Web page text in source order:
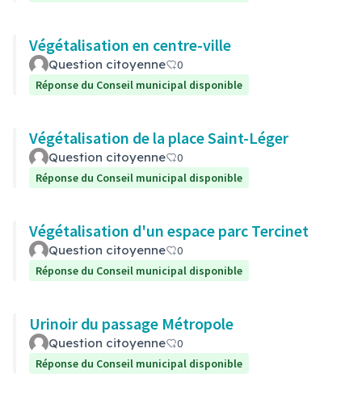
Végétalisation en centre-ville
Question citoyenne
0
Réponse du Conseil municipal disponible
Végétalisation de la place Saint-Léger
Question citoyenne
0
Réponse du Conseil municipal disponible
Végétalisation d'un espace parc Tercinet
Question citoyenne
0
Réponse du Conseil municipal disponible
Urinoir du passage Métropole
Question citoyenne
0
Réponse du Conseil municipal disponible